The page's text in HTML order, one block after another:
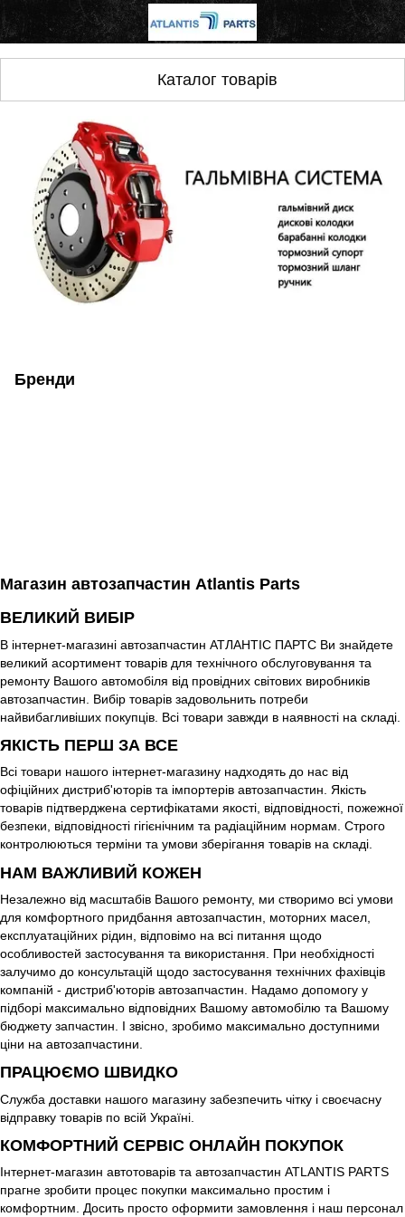
Каталог товарів
Бренди
Магазин автозапчастин Atlantis Parts
ВЕЛИКИЙ ВИБІР
В інтернет-магазині автозапчастин АТЛАНТІС ПАРТС Ви знайдете
великий асортимент товарів для технічного обслуговування та
ремонту Вашого автомобіля від провідних світових виробників
автозапчастин. Вибір товарів задовольнить потреби
найвибагливіших покупців. Всі товари завжди в наявності на складі.
ЯКІСТЬ ПЕРШ ЗА ВСЕ
Всі товари нашого інтернет-магазину надходять до нас від
офіційних дистриб'юторів та імпортерів автозапчастин. Якість
товарів підтверджена сертифікатами якості, відповідності, пожежної
безпеки, відповідності гігієнічним та радіаційним нормам. Строго
контролюються терміни та умови зберігання товарів на складі.
НАМ ВАЖЛИВИЙ КОЖЕН
Незалежно від масштабів Вашого ремонту, ми створимо всі умови
для комфортного придбання автозапчастин, моторних масел,
експлуатаційних рідин, відповімо на всі питання щодо
особливостей застосування та використання. При необхідності
залучимо до консультацій щодо застосування технічних фахівців
компаній - дистриб'юторів автозапчастин. Надамо допомогу у
підборі максимально відповідних Вашому автомобілю та Вашому
бюджету запчастин. І звісно, ​​зробимо максимально доступними
ціни на автозапчастини.
ПРАЦЮЄМО ШВИДКО
Служба доставки нашого магазину забезпечить чітку і своєчасну
відправку товарів по всій Україні.
КОМФОРТНИЙ СЕРВІС ОНЛАЙН ПОКУПОК
Інтернет-магазин автотоварів та автозапчастин ATLANTIS PARTS
прагне зробити процес покупки максимально простим і
комфортним. Досить просто оформити замовлення і наш персонал